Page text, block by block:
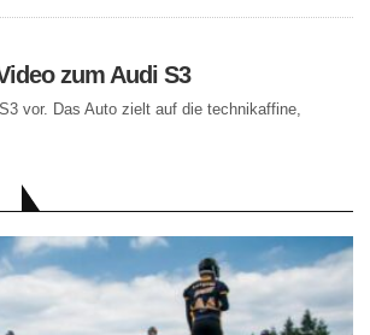
zum Audi S3
vor. Das Auto zielt auf die technikaffine,